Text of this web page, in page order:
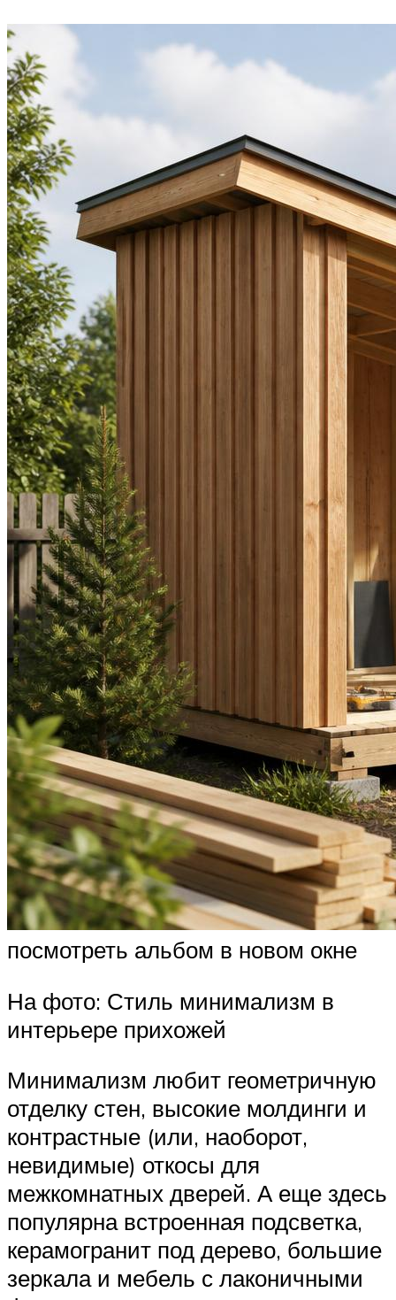
посмотреть альбом в новом окне
На фото: Стиль минимализм в
интерьере прихожей
Минимализм любит геометричную
отделку стен, высокие молдинги и
контрастные (или, наоборот,
невидимые) откосы для
межкомнатных дверей. А еще здесь
популярна встроенная подсветка,
керамогранит под дерево, большие
зеркала и мебель с лаконичными